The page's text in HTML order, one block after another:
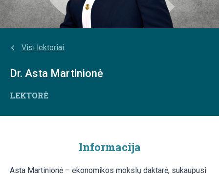
Visi lektoriai
Dr. Asta Martinionė
LEKTORĖ
Informacija
Asta Martinionė – ekonomikos mokslų daktarė, sukaupusi